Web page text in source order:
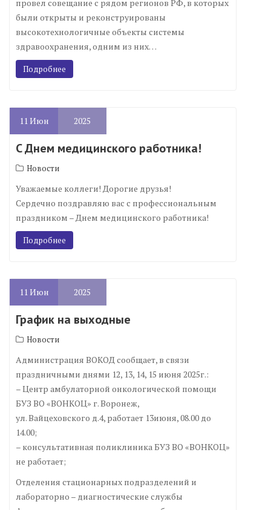
провел совещание с рядом регионов РФ, в которых
были открыты и реконструированы
высокотехнологичные объекты системы
здравоохранения, одним из них…
Подробнее
11Июн 2025
C Днем медицинского работника!
Новости
Уважаемые коллеги! Дорогие друзья!
Сердечно поздравляю вас с профессиональным
праздником – Днем медицинского работника!
Подробнее
11Июн 2025
График на выходные
Новости
Администрация ВОКОД сообщает, в связи
праздничными днями 12, 13, 14, 15 июня 2025г.:
– Центр амбулаторной онкологической помощи
БУЗ ВО «ВОНКОЦ» г. Воронеж,
ул. Вайцеховского д.4, работает 13июня, 08.00 до
14.00;
– консультативная поликлиника БУЗ ВО «ВОНКОЦ»
не работает;
Отделения стационарных подразделений и
лабораторно – диагностические службы